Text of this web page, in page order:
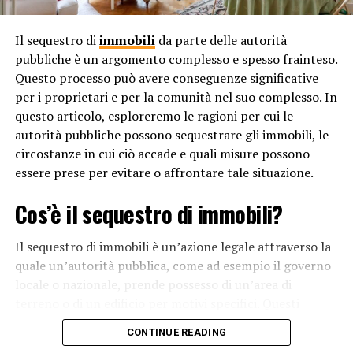
inclusiva e rispettosa delle differenze, favorendo
I diritti individuali
La partecipazione politica è un altro aspetto
fondamentale legato alla libertà di espressione. La
possibilità di esprimere opinioni politiche, criticare il
governo e partecipare a dibattiti pubblici è essenziale
per il funzionamento di una democrazia. Questo diritto
dà voce ai cittadini, permettendo loro di influenzare le
decisioni politiche e di esercitare un controllo sul potere
politico.
Infine, la libertà di espressione è un elemento chiave per
la protezione dei diritti individuali. Attraverso la
degli altri. La libertà di espressione offre una
piattaforma per rendere conto coloro che hanno
Il sequestro diimmobilida parte delle autorità
pubbliche è un argomento complesso e spesso frainteso.
Questo processo può avere conseguenze significative
per i proprietari e per la comunità nel suo complesso. In
questo articolo, esploreremo le ragioni per cui le
autorità pubbliche possono sequestrare gli immobili, le
circostanze in cui ciò accade e quali misure possono
essere prese per evitare o affrontare tale situazione.
Cos’è il sequestro di immobili?
Il sequestro di immobili è un’azione legale attraverso la
quale un’autorità pubblica, come ad esempio il governo
motivi possono variare dalle questioni di sicurezza
pubblica alla necessità di sviluppo urbano o
CONTINUE READING